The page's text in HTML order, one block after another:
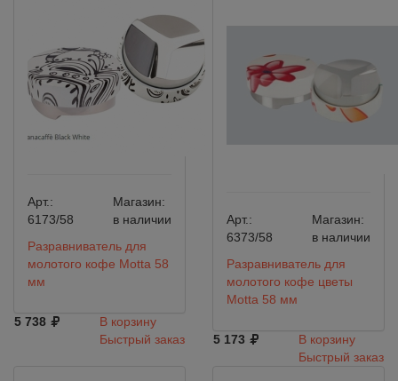
Арт.:
6173/58
Магазин:
в наличии
Разравниватель для
молотого кофе Motta 58
мм
5 738
В корзину
Быстрый заказ
Арт.:
6373/58
Магазин:
в наличии
Разравниватель для
молотого кофе цветы
Motta 58 мм
5 173
В корзину
Быстрый заказ